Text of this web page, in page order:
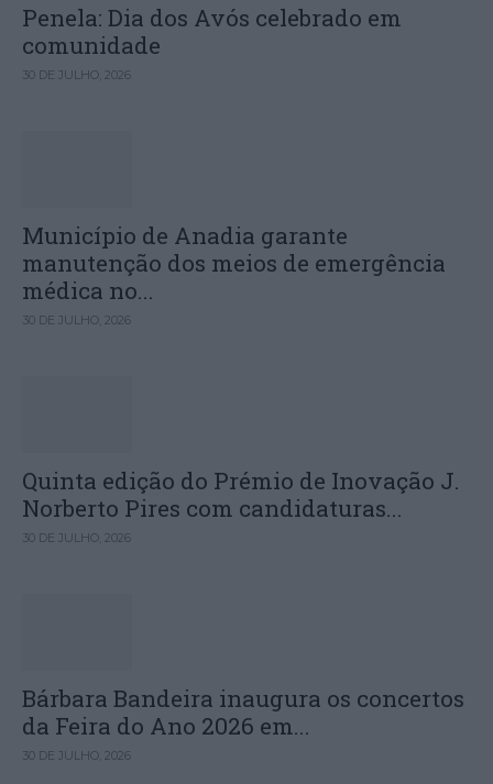
Penela: Dia dos Avós celebrado em
comunidade
30 DE JULHO, 2026
Município de Anadia garante
manutenção dos meios de emergência
médica no...
30 DE JULHO, 2026
Quinta edição do Prémio de Inovação J.
Norberto Pires com candidaturas...
30 DE JULHO, 2026
Bárbara Bandeira inaugura os concertos
da Feira do Ano 2026 em...
30 DE JULHO, 2026